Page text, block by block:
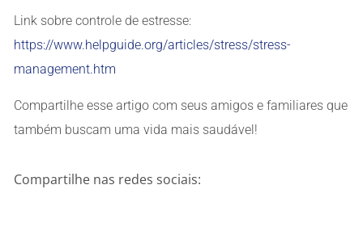
Link sobre controle de estresse:
https://www.helpguide.org/articles/stress/stress-
management.htm
Compartilhe esse artigo com seus amigos e familiares que
também buscam uma vida mais saudável!
Compartilhe nas redes sociais: